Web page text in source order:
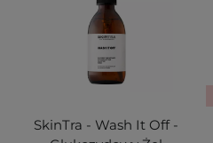
SkinTra - Wash It Off -